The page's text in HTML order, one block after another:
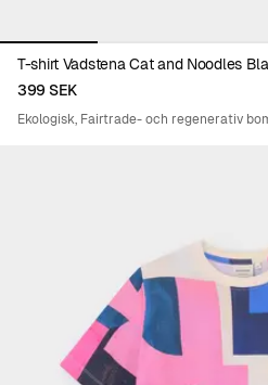
T-shirt Vadstena Cat and Noodles
399 SEK
Ekologisk, Fairtrade- och regenerativ